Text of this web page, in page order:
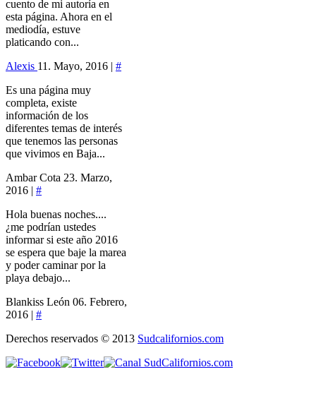
cuento de mi autoría en
esta página. Ahora en el
mediodía, estuve
platicando con...
Alexis 11. Mayo, 2016 | #
Es una página muy
completa, existe
información de los
diferentes temas de interés
que tenemos las personas
que vivimos en Baja...
Ambar Cota 23. Marzo,
2016 | #
Hola buenas noches....
¿me podrían ustedes
informar si este año 2016
se espera que baje la marea
y poder caminar por la
playa debajo...
Blankiss León 06. Febrero,
2016 | #
Derechos reservados © 2013 Sudcalifornios.com